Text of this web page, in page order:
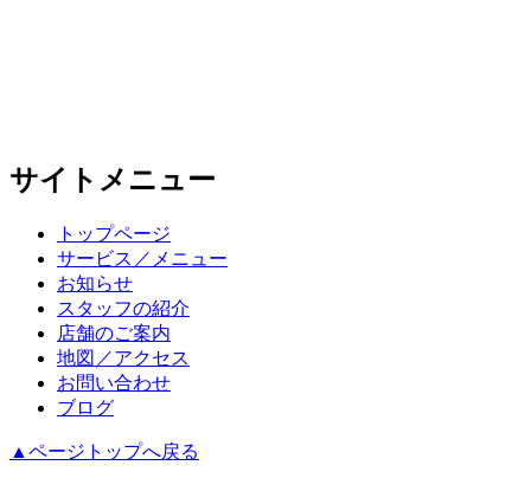
サイトメニュー
トップページ
サービス／メニュー
お知らせ
スタッフの紹介
店舗のご案内
地図／アクセス
お問い合わせ
ブログ
▲ページトップへ戻る